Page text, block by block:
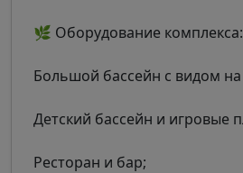
🌿 Оборудование комплекса:
Большой бассейн с видом
Детский бассейн и игровые
Ресторан и бар;